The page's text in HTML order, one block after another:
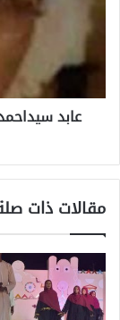
عابد
مقالات ذات